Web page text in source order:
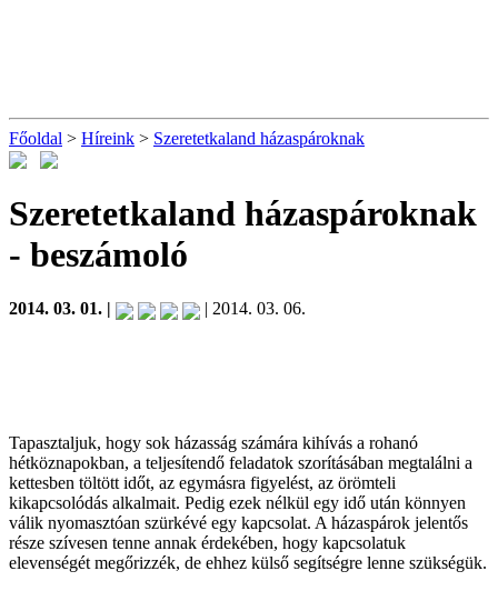
Főoldal > Híreink > Szeretetkaland házaspároknak
Szeretetkaland házaspároknak
- beszámoló
2014. 03. 01. | | 2014. 03. 06.
Tapasztaljuk, hogy sok házasság számára kihívás a rohanó
hétköznapokban, a teljesítendő feladatok szorításában megtalálni a
kettesben töltött időt, az egymásra figyelést, az örömteli
kikapcsolódás alkalmait. Pedig ezek nélkül egy idő után könnyen
válik nyomasztóan szürkévé egy kapcsolat. A házaspárok jelentős
része szívesen tenne annak érdekében, hogy kapcsolatuk
elevenségét megőrizzék, de ehhez külső segítségre lenne szükségük.